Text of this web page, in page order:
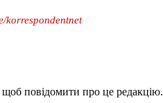
korrespondentnet
щоб повідомити про це редакцію.